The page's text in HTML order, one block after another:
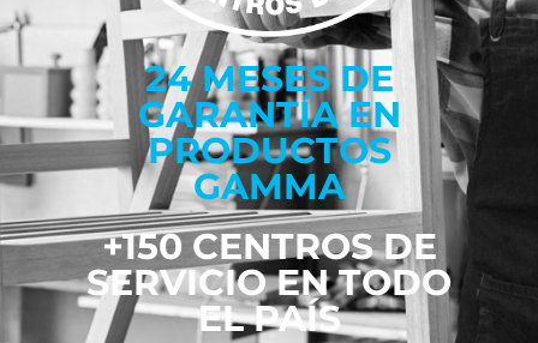
24 MESES DE
GARANTÍA EN
PRODUCTOS
GAMMA
+150 CENTROS DE
SERVICIO EN TODO
EL PAÍS